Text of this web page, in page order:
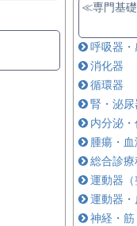
≪専門基
呼吸器
消化器
循環器
腎・泌尿
内分泌
腫瘍・血
総合診
運動器（
運動器・
神経・筋